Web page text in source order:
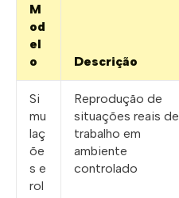
M
od
el
o
Descrição
Si
mu
laç
õe
s e
rol
Reprodução de
situações reais de
trabalho em
ambiente
controlado